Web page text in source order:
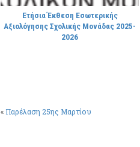
Ετήσια Έκθεση Εσωτερικής
Αξιολόγησης Σχολικής Μονάδας 2025-
2026
« Παρέλαση 25ης Μαρτίου